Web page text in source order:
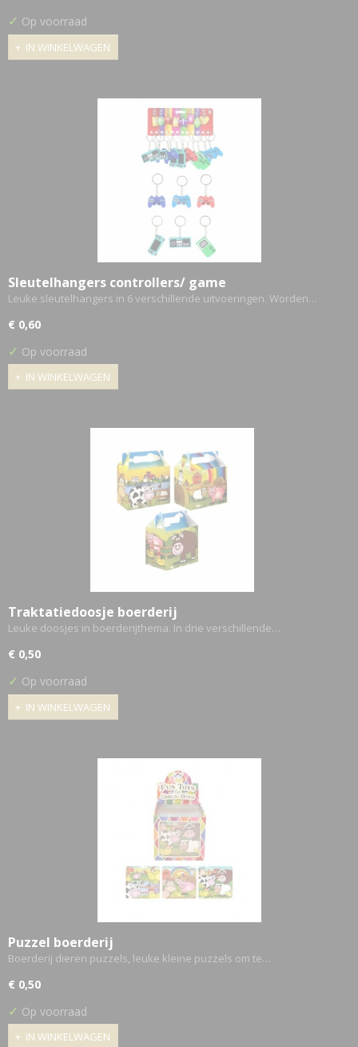
✓ Op voorraad
IN WINKELWAGEN
Sleutelhangers controllers/ game
Leuke sleutelhangers in 6 verschillende uitvoeringen. Worden…
€ 0,60
✓ Op voorraad
IN WINKELWAGEN
Traktatiedoosje boerderij
Leuke doosjes in boerderijthema. In drie verschillende…
€ 0,50
✓ Op voorraad
IN WINKELWAGEN
Puzzel boerderij
Boerderij dieren puzzels, leuke kleine puzzels om te…
€ 0,50
✓ Op voorraad
IN WINKELWAGEN